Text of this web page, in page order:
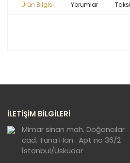
Ürün Bilgisi Yorumlar
görüntülenemiyor.
Ürün açıklamasında eksik
Ürün bilgilerinde hatalar
Ürün fiyatı diğer sitelerden
İLETİŞİM BİLGİLERİ
Mimar sinan mah. Doğancılar
cad. Tuna Han . Apt no 36/2
İstanbul/Üsküdar